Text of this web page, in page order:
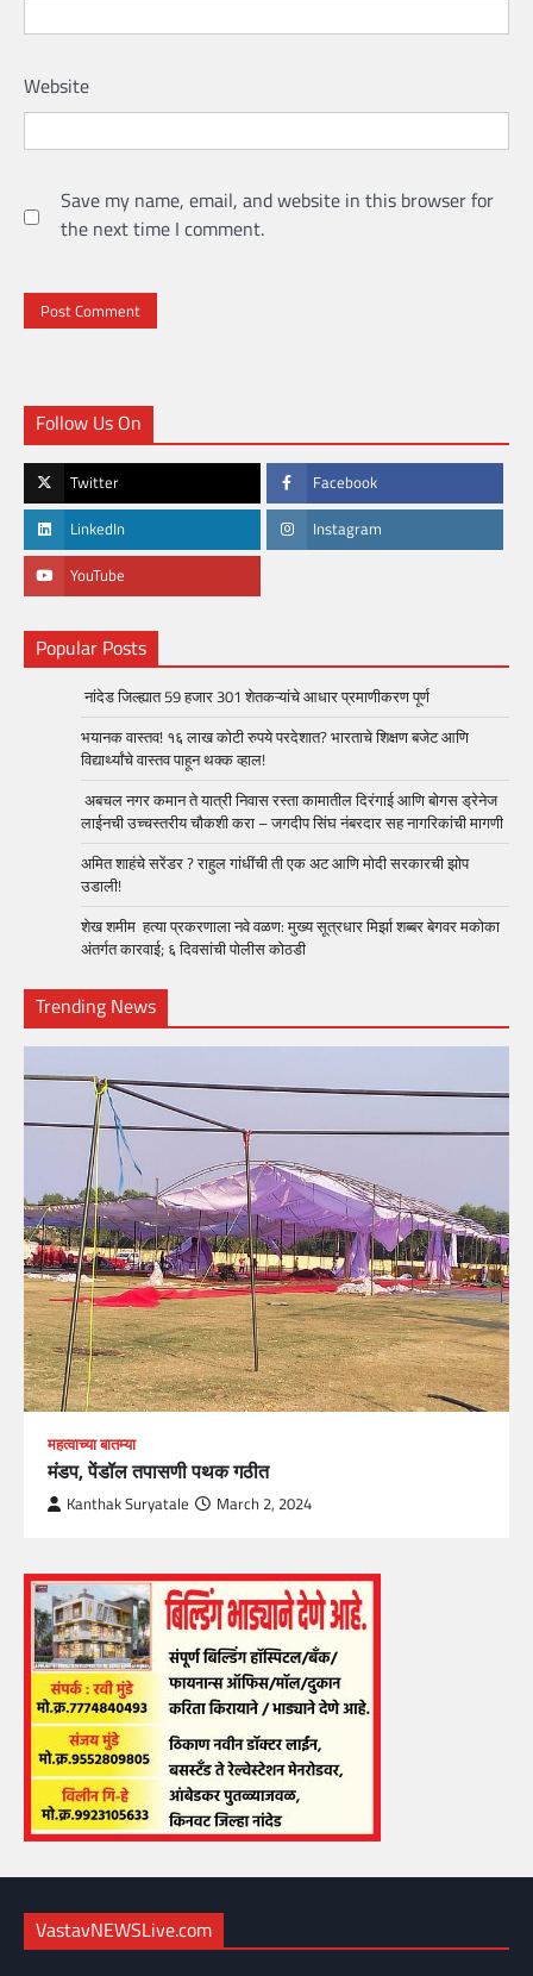
Website
Save my name, email, and website in this browser for
the next time I comment.
Follow Us On
Twitter Facebook
LinkedIn Instagram
YouTube
Popular Posts
नांदेड जिल्ह्यात 59 हजार 301 शेतकऱ्यांचे आधार प्रमाणीकरण पूर्ण
भयानक वास्तव! १६ लाख कोटी रुपये परदेशात? भारताचे शिक्षण बजेट आणि
विद्यार्थ्यांचे वास्तव पाहून थक्क व्हाल!
अबचल नगर कमान ते यात्री निवास रस्ता कामातील दिरंगाई आणि बोगस ड्रेनेज
लाईनची उच्चस्तरीय चौकशी करा – जगदीप सिंघ नंबरदार सह नागरिकांची मागणी
अमित शाहंचे सरेंडर ? राहुल गांधींची ती एक अट आणि मोदी सरकारची झोप
उडाली!
शेख शमीम हत्या प्रकरणाला नवे वळण: मुख्य सूत्रधार मिर्झा शब्बर बेगवर मकोका
अंतर्गत कारवाई; ६ दिवसांची पोलीस कोठडी
Trending News
महत्वाच्या बातम्या
मंडप, पेंडॉल तपासणी पथक गठीत
Kanthak Suryatale March 2, 2024
VastavNEWSLive.com